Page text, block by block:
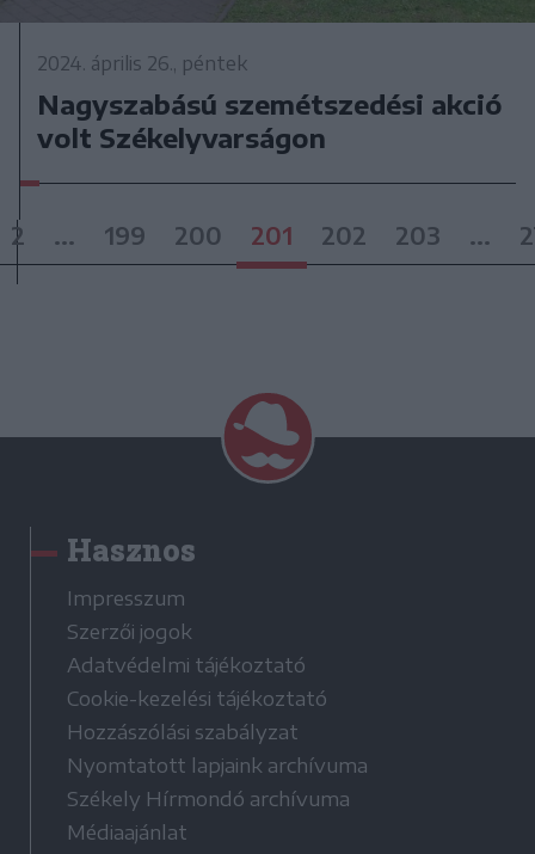
2024. április 26., péntek
Nagyszabású szemétszedési akció
volt Székelyvarságon
2 ... 199 200 201 202 203 ...
Hasznos
Impresszum
Szerzői jogok
Adatvédelmi tájékoztató
Cookie-kezelési tájékoztató
Hozzászólási szabályzat
Nyomtatott lapjaink archívuma
Székely Hírmondó archívuma
Médiaajánlat